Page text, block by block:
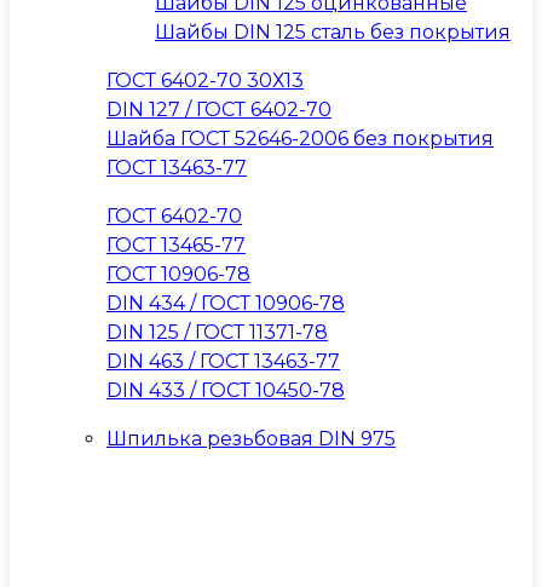
Шайбы DIN 125 сталь без покрытия
ГОСТ 6402-70 30Х13
DIN 127 / ГОСТ 6402-70
Шайба ГОСТ 52646-2006 без покрытия
ГОСТ 13463-77
ГОСТ 6402-70
ГОСТ 13465-77
ГОСТ 10906-78
DIN 434 / ГОСТ 10906-78
DIN 125 / ГОСТ 11371-78
DIN 463 / ГОСТ 13463-77
DIN 433 / ГОСТ 10450-78
Шпилька резьбовая DIN 975